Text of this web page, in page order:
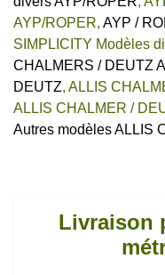
AYP/ROPER, AYP /
SIMPLICITY Modèles
CHALMERS / DEUTZ
DEUTZ, ALLIS
ALLIS CHALMER /
Autres modèles ALLIS
Livraison